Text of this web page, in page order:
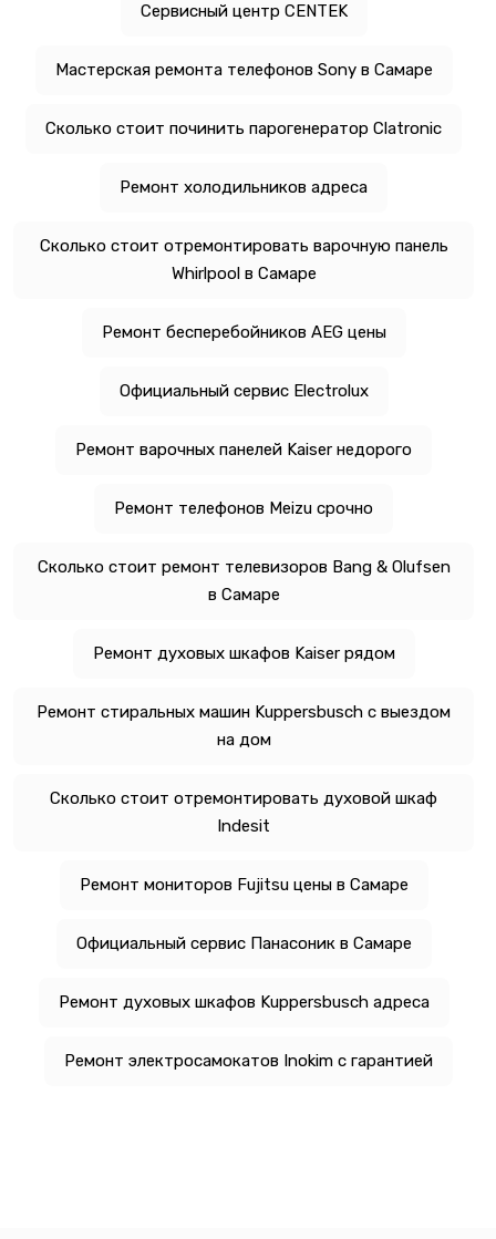
Сервисный центр CENTEK
Мастерская ремонта телефонов Sony в Самаре
Сколько стоит починить парогенератор Clatronic
Ремонт холодильников адреса
Сколько стоит отремонтировать варочную панель
Whirlpool в Самаре
Ремонт бесперебойников AEG цены
Официальный сервис Electrolux
Ремонт варочных панелей Kaiser недорого
Ремонт телефонов Meizu срочно
Сколько стоит ремонт телевизоров Bang & Olufsen
в Самаре
Ремонт духовых шкафов Kaiser рядом
Ремонт стиральных машин Kuppersbusch с выездом
на дом
Сколько стоит отремонтировать духовой шкаф
Indesit
Ремонт мониторов Fujitsu цены в Самаре
Официальный сервис Панасоник в Самаре
Ремонт духовых шкафов Kuppersbusch адреса
Ремонт электросамокатов Inokim с гарантией